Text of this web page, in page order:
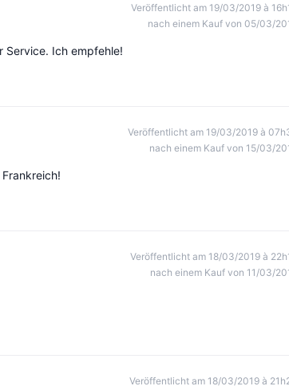
Veröffentlicht am 19/03/2019 à
nach einem Kauf von 05/03/
Service. Ich empfehle!
Veröffentlicht am 19/03/2019 à
nach einem Kauf von 15/03/
Veröffentlicht am 18/03/2019 à
nach einem Kauf von 11/03/
Veröffentlicht am 18/03/2019 à